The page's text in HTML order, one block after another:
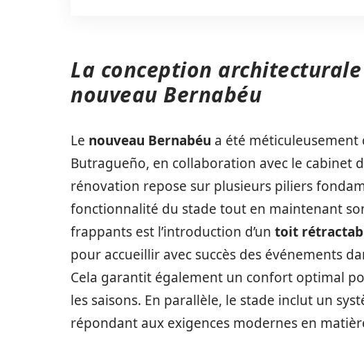
La conception
nouveau Bernabéu
Le nouveau Bernabéu a été méticuleusement
Butragueño, en collaboration avec le cabinet
rénovation repose sur plusieurs piliers
fonctionnalité du stade tout en maintenant
frappants est l’introduction d’un toit
pour accueillir avec succès des événements
Cela garantit également un confort optimal
les saisons. En parallèle, le stade inclut un
répondant aux exigences modernes en